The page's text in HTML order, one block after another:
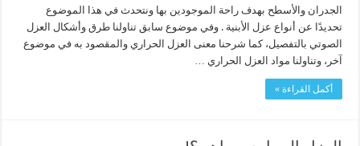
الجدران والأسطح بهدف راحة الموجودين بها ونتحدث في هذا الموضوع
تحديدًا عن أنواع عزل الأبنية . وفي موضوع سابق تناولنا طرق وأشكال العزل
الصوتي بالتفصيل، كما شرحنا معنى العزل الحراري والمقصود به في موضوع
آخر، وتناولنا مواد العزل الحراري …
أكمل القراءة »